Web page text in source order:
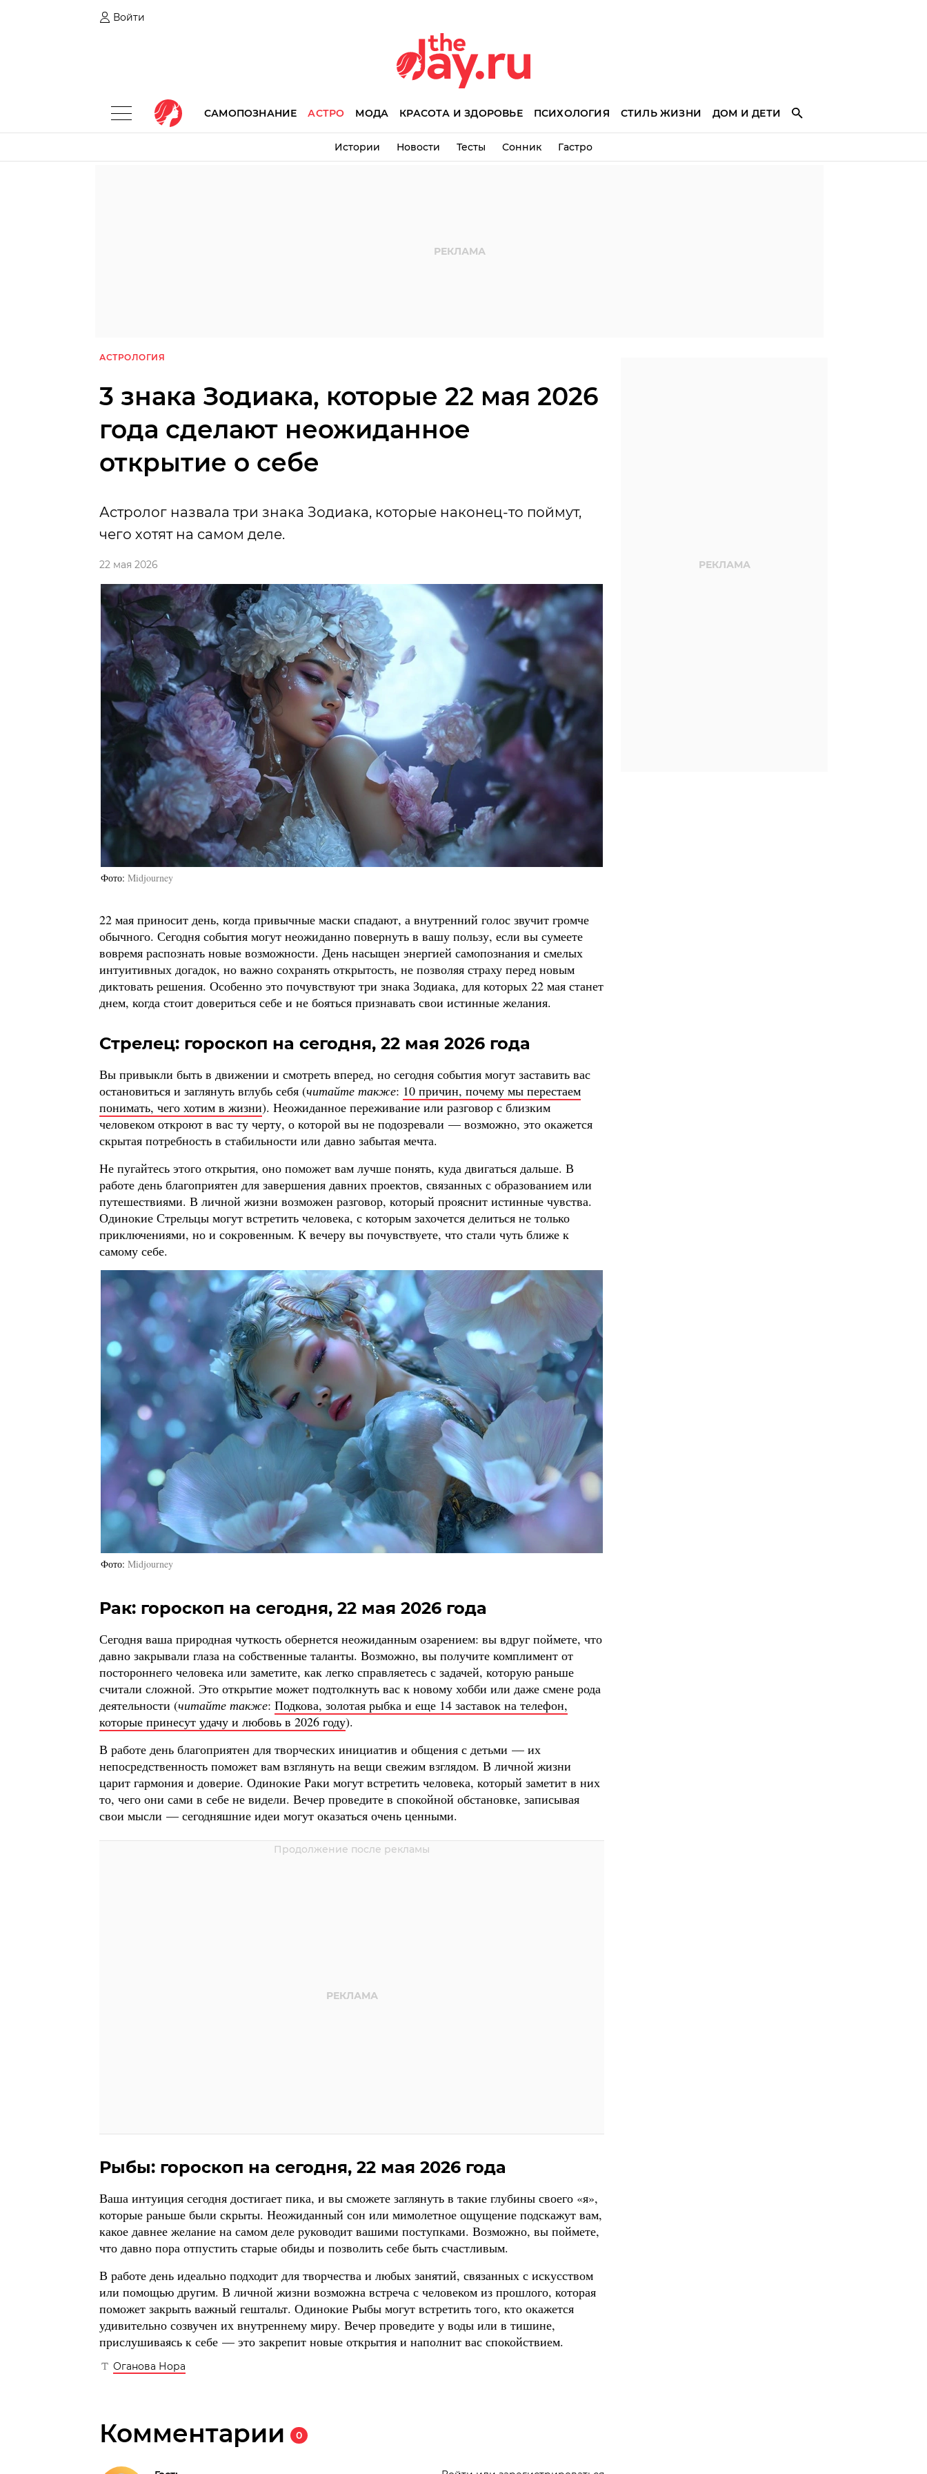
Войти
САМОПОЗНАНИЕ АСТРО МОДА КРАСОТА И ЗДОРОВЬЕ ПСИХОЛОГИЯ СТИЛЬ ЖИЗНИ ДОМ И ДЕТИ
Истории Новости Тесты Сонник Гастро
АСТРОЛОГИЯ
3 знака Зодиака, которые 22 мая 2026
года сделают неожиданное
открытие о себе
Астролог назвала три знака Зодиака, которые наконец-то поймут,
чего хотят на самом деле.
22 мая 2026
Фото Midjourney
22 мая приносит день, когда привычные маски спадают, а внутренний голос звучит громче
обычного. Сегодня события могут неожиданно повернуть в вашу пользу, если вы сумеете
вовремя распознать новые возможности. День насыщен энергией самопознания и смелых
интуитивных догадок, но важно сохранять открытость, не позволяя страху перед новым
диктовать решения. Особенно это почувствуют три знака Зодиака, для которых 22 мая станет
днем, когда стоит довериться себе и не бояться признавать свои истинные желания.
Стрелец: гороскоп на сегодня, 22 мая 2026 года
Вы привыкли быть в движении и смотреть вперед, но сегодня события могут заставить вас
остановиться и заглянуть вглубь себя (читайте также: 10 причин, почему мы перестаем
понимать, чего хотим в жизни). Неожиданное переживание или разговор с близким
человеком откроют в вас ту черту, о которой вы не подозревали — возможно, это окажется
скрытая потребность в стабильности или давно забытая мечта.
Не пугайтесь этого открытия, оно поможет вам лучше понять, куда двигаться дальше. В
работе день благоприятен для завершения давних проектов, связанных с образованием или
путешествиями. В личной жизни возможен разговор, который прояснит истинные чувства.
Одинокие Стрельцы могут встретить человека, с которым захочется делиться не только
приключениями, но и сокровенным. К вечеру вы почувствуете, что стали чуть ближе к
самому себе.
Фото Midjourney
Рак: гороскоп на сегодня, 22 мая 2026 года
Сегодня ваша природная чуткость обернется неожиданным озарением: вы вдруг поймете, что
давно закрывали глаза на собственные таланты. Возможно, вы получите комплимент от
постороннего человека или заметите, как легко справляетесь с задачей, которую раньше
считали сложной. Это открытие может подтолкнуть вас к новому хобби или даже смене рода
деятельности (читайте также: Подкова, золотая рыбка и еще 14 заставок на телефон,
которые принесут удачу и любовь в 2026 году).
В работе день благоприятен для творческих инициатив и общения с детьми — их
непосредственность поможет вам взглянуть на вещи свежим взглядом. В личной жизни
царит гармония и доверие. Одинокие Раки могут встретить человека, который заметит в них
то, чего они сами в себе не видели. Вечер проведите в спокойной обстановке, записывая
свои мысли — сегодняшние идеи могут оказаться очень ценными.
Рыбы: гороскоп на сегодня, 22 мая 2026 года
Ваша интуиция сегодня достигает пика, и вы сможете заглянуть в такие глубины своего «я»,
которые раньше были скрыты. Неожиданный сон или мимолетное ощущение подскажут вам,
какое давнее желание на самом деле руководит вашими поступками. Возможно, вы поймете,
что давно пора отпустить старые обиды и позволить себе быть счастливым.
В работе день идеально подходит для творчества и любых занятий, связанных с искусством
или помощью другим. В личной жизни возможна встреча с человеком из прошлого, которая
поможет закрыть важный гештальт. Одинокие Рыбы могут встретить того, кто окажется
удивительно созвучен их внутреннему миру. Вечер проведите у воды или в тишине,
прислушиваясь к себе — это закрепит новые открытия и наполнит вас спокойствием.
Оганова Нора
Комментарии 0